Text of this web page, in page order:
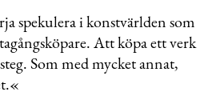
spekulera i konstvärlden som
Att köpa ett verk
Som med mycket annat,